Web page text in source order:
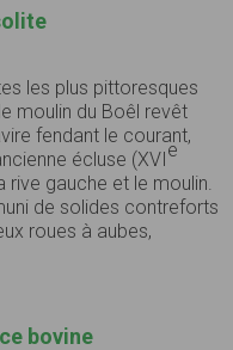
les plus pittoresques
moulin du Boêl revêt
fendant le courant,
écluse (XVIe
gauche et le moulin.
de solides contreforts
roues à aubes,
bovine